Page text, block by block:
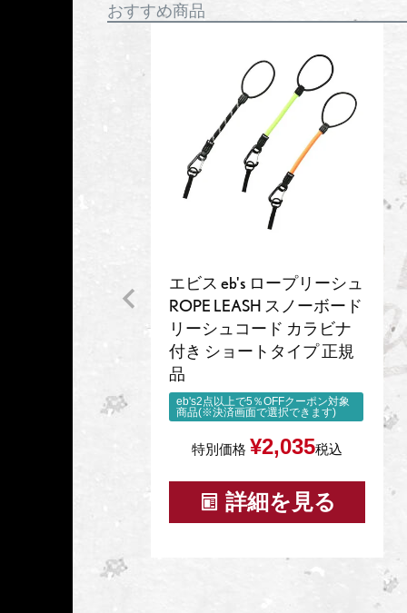
おすすめ商品
エビス eb's ロープリーシュ
ROPE LEASH スノーボード
リーシュコード カラビナ
付き ショートタイプ 正規
品
eb's2点以上で5％OFFクーポン対象
商品(※決済画面で選択できます)
特別価格 ¥2,035税込
詳細を見る